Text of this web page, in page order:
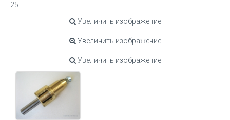
25
Увеличить изображение
Увеличить изображение
Увеличить изображение